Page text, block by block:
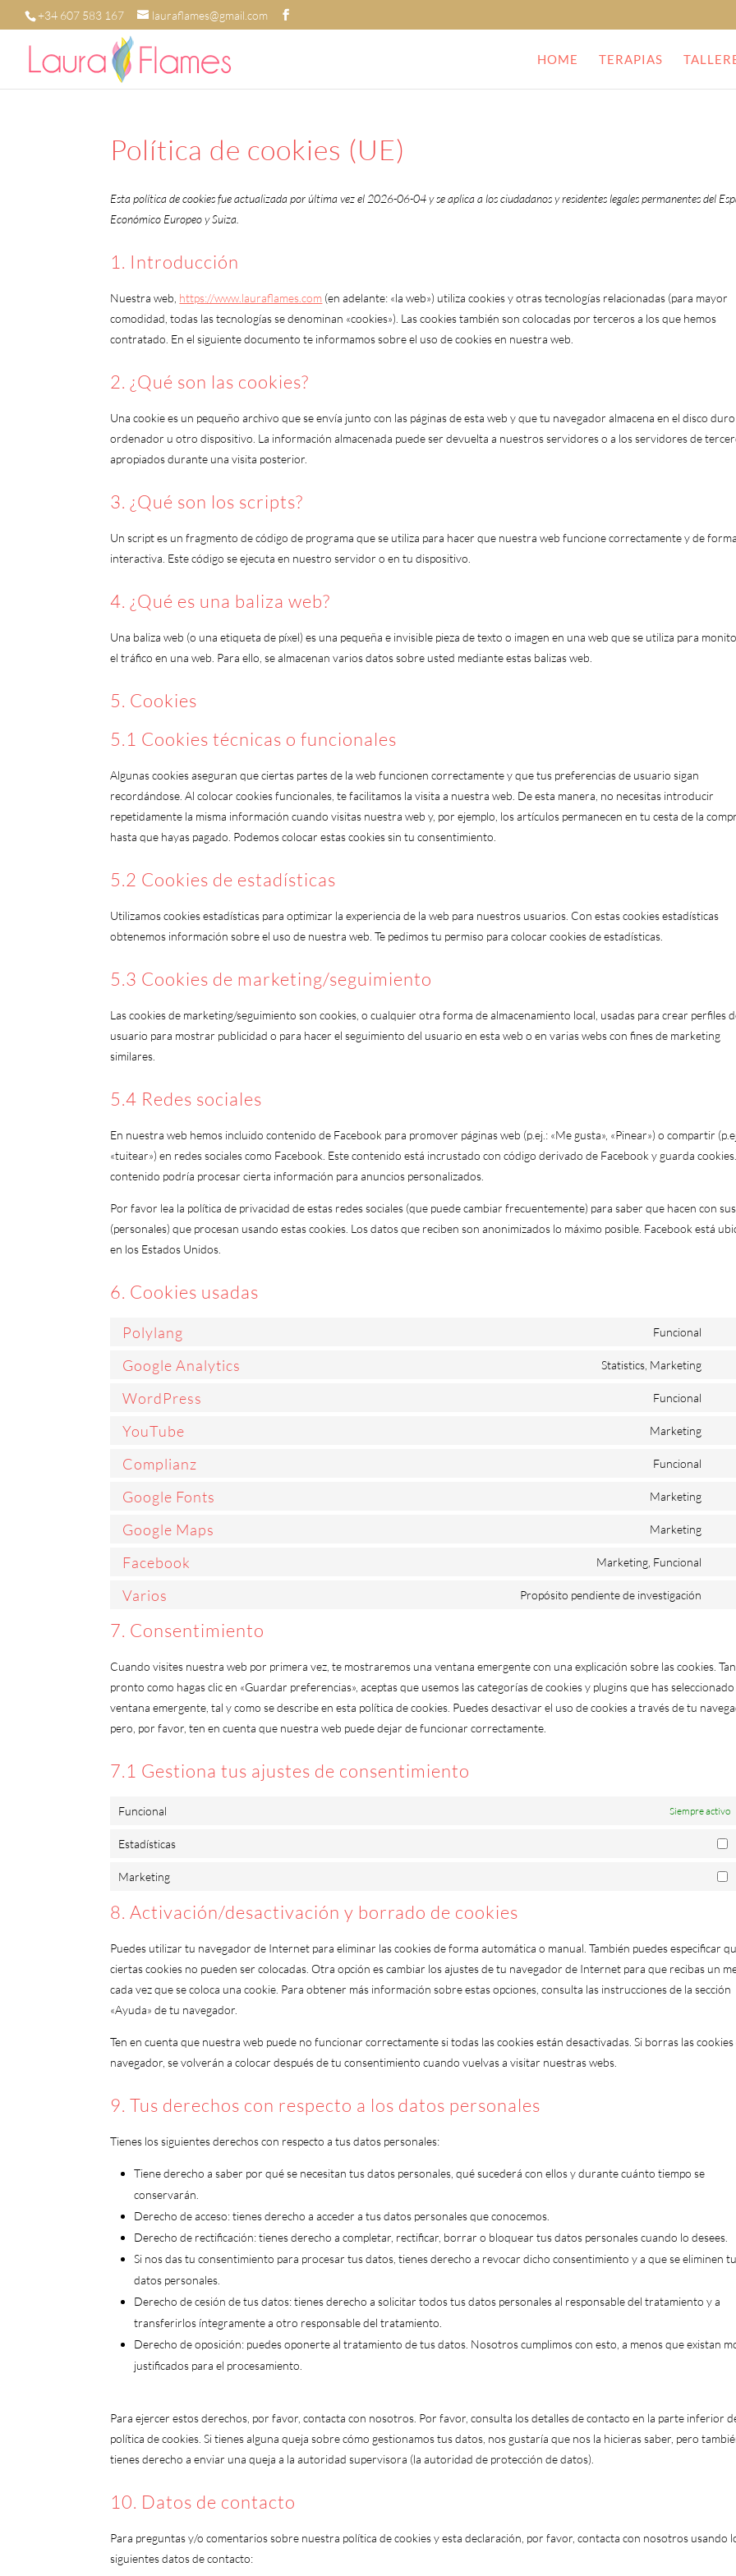
+34 607 583 167 lauraflames@gmail.com
HOME TERAPIAS
Política de cookies (UE)
Esta política de cookies fue actualizada por última vez el 2026-06-04 y se aplica a los ciudadanos y residentes legales permanentes del
Económico Europeo y Suiza.
1. Introducción
Nuestra web, https://www.lauraflames.com (en adelante: «la web») utiliza cookies y otras tecnologías relacionadas (para mayor
comodidad, todas las tecnologías se denominan «cookies»). Las cookies también son colocadas por terceros a los que hemos
contratado. En el siguiente documento te informamos sobre el uso de cookies en nuestra web.
2. ¿Qué son las cookies?
Una cookie es un pequeño archivo que se envía junto con las páginas de esta web y que tu navegador almacena en el disco
ordenador u otro dispositivo. La información almacenada puede ser devuelta a nuestros servidores o a los servidores de
apropiados durante una visita posterior.
3. ¿Qué son los scripts?
Un script es un fragmento de código de programa que se utiliza para hacer que nuestra web funcione correctamente y de forma
interactiva. Este código se ejecuta en nuestro servidor o en tu dispositivo.
4. ¿Qué es una baliza web?
Una baliza web (o una etiqueta de píxel) es una pequeña e invisible pieza de texto o imagen en una web que se utiliza para
el tráfico en una web. Para ello, se almacenan varios datos sobre usted mediante estas balizas web.
5. Cookies
5.1 Cookies técnicas o funcionales
Algunas cookies aseguran que ciertas partes de la web funcionen correctamente y que tus preferencias de usuario sigan
recordándose. Al colocar cookies funcionales, te facilitamos la visita a nuestra web. De esta manera, no necesitas introducir
repetidamente la misma información cuando visitas nuestra web y, por ejemplo, los artículos permanecen en tu cesta de la
hasta que hayas pagado. Podemos colocar estas cookies sin tu consentimiento.
5.2 Cookies de estadísticas
Utilizamos cookies estadísticas para optimizar la experiencia de la web para nuestros usuarios. Con estas cookies estadísticas
obtenemos información sobre el uso de nuestra web. Te pedimos tu permiso para colocar cookies de estadísticas.
5.3 Cookies de marketing/seguimiento
Las cookies de marketing/seguimiento son cookies, o cualquier otra forma de almacenamiento local, usadas para crear perfiles
usuario para mostrar publicidad o para hacer el seguimiento del usuario en esta web o en varias webs con fines de marketing
similares.
5.4 Redes sociales
En nuestra web hemos incluido contenido de Facebook para promover páginas web (p.ej.: «Me gusta», «Pinear») o compartir
«tuitear») en redes sociales como Facebook. Este contenido está incrustado con código derivado de Facebook y guarda
contenido podría procesar cierta información para anuncios personalizados.
Por favor lea la política de privacidad de estas redes sociales (que puede cambiar frecuentemente) para saber que hacen con
(personales) que procesan usando estas cookies. Los datos que reciben son anonimizados lo máximo posible. Facebook está
en los Estados Unidos.
6. Cookies usadas
Polylang Funcional
Google Analytics Statistics, Marketing
WordPress Funcional
YouTube Marketing
Complianz Funcional
Google Fonts Marketing
Google Maps Marketing
Facebook Marketing, Funcional
Varios Propósito pendiente de investigación
varios
7. Consentimiento
Cuando visites nuestra web por primera vez, te mostraremos una ventana emergente con una explicación sobre las cookies. Tan
pronto como hagas clic en «Guardar preferencias», aceptas que usemos las categorías de cookies y plugins que has seleccionado
ventana emergente, tal y como se describe en esta política de cookies. Puedes desactivar el uso de cookies a través de tu
pero, por favor, ten en cuenta que nuestra web puede dejar de funcionar correctamente.
7.1 Gestiona tus ajustes de consentimiento
Funcional Siempre activo
Estadísticas
Marketing
8. Activación/desactivación y borrado de cookies
Puedes utilizar tu navegador de Internet para eliminar las cookies de forma automática o manual. También puedes especificar
ciertas cookies no pueden ser colocadas. Otra opción es cambiar los ajustes de tu navegador de Internet para que recibas un
cada vez que se coloca una cookie. Para obtener más información sobre estas opciones, consulta las instrucciones de la sección
«Ayuda» de tu navegador.
Ten en cuenta que nuestra web puede no funcionar correctamente si todas las cookies están desactivadas. Si borras las
navegador, se volverán a colocar después de tu consentimiento cuando vuelvas a visitar nuestras webs.
9. Tus derechos con respecto a los datos personales
Tienes los siguientes derechos con respecto a tus datos personales:
Tiene derecho a saber por qué se necesitan tus datos personales, qué sucederá con ellos y durante cuánto tiempo se
conservarán.
Derecho de acceso: tienes derecho a acceder a tus datos personales que conocemos.
Derecho de rectificación: tienes derecho a completar, rectificar, borrar o bloquear tus datos personales cuando lo desees.
Si nos das tu consentimiento para procesar tus datos, tienes derecho a revocar dicho consentimiento y a que se eliminen
datos personales.
Derecho de cesión de tus datos: tienes derecho a solicitar todos tus datos personales al responsable del tratamiento y a
transferirlos íntegramente a otro responsable del tratamiento.
Derecho de oposición: puedes oponerte al tratamiento de tus datos. Nosotros cumplimos con esto, a menos que existan
justificados para el procesamiento.
Para ejercer estos derechos, por favor, contacta con nosotros. Por favor, consulta los detalles de contacto en la parte inferior
política de cookies. Si tienes alguna queja sobre cómo gestionamos tus datos, nos gustaría que nos la hicieras saber, pero
tienes derecho a enviar una queja a la autoridad supervisora (la autoridad de protección de datos).
10. Datos de contacto
Para preguntas y/o comentarios sobre nuestra política de cookies y esta declaración, por favor, contacta con nosotros usando
siguientes datos de contacto: